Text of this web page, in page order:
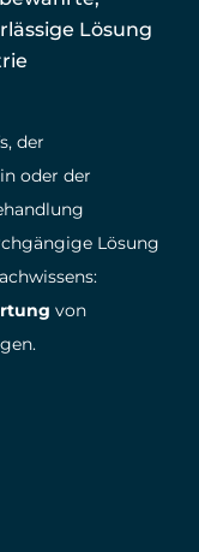
Lösung
der
oder der
Lösung
von